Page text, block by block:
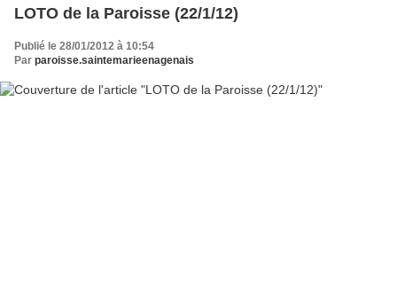
LOTO de la Paroisse (22/1/12)
Publié le 28/01/2012 à 10:54
Par paroisse.saintemarieenagenais